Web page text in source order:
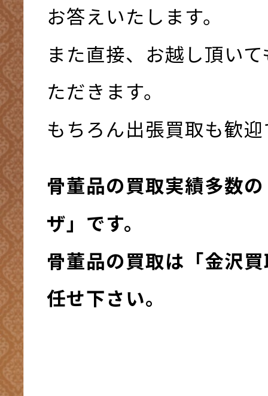
お答えいたします。
また直接、お越し頂い
ただきます。
もちろん出張買取も歓
骨董品の買取実績多数
ザ」です。
骨董品の買取は「金沢
任せ下さい。